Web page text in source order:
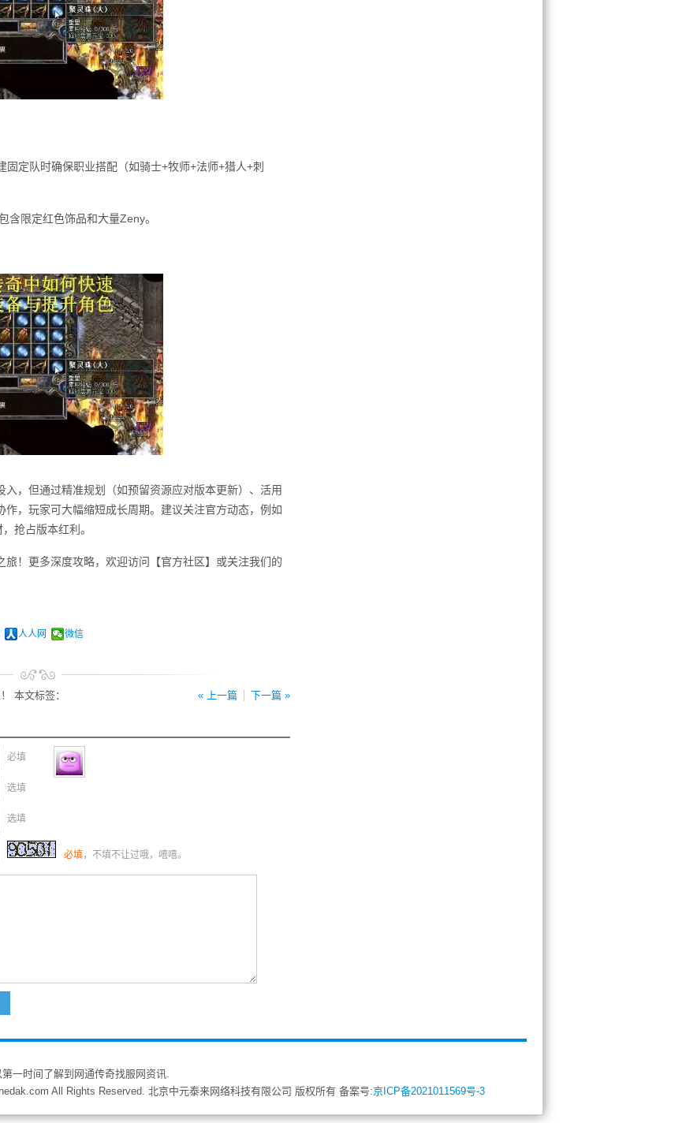
固定队时确保职业搭配（如骑士+牧师+法师+猎人+刺
含限定红色饰品和大量Zeny。
入，但通过精准规划（如预留资源应对版本更新）、活用
，玩家可大幅缩短成长周期。建议关注官方动态，例如
抢占版本红利。
！更多深度攻略，欢迎访问【官方社区】或关注我们的
人人网 微信
« 上一篇 下一篇 »
本文标签：
必填
选填
选填
必填，不填不让过哦，嘻嘻。
一时间了解到网通传奇找服网资讯.
All Rights Reserved. 北京中元泰来网络科技有限公司 版权所有 备案号:京ICP备2021011569号-3